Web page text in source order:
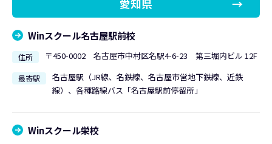
Winスクール名古屋駅前校
住所 〒450-0002 名古屋市中村区名駅4-6-23 第三堀内ビル 12F
最寄駅
名古屋駅（JR線、名鉄線、名古屋市営地下鉄線、近鉄
線）、各種路線バス「名古屋駅前停留所」
Winスクール栄校